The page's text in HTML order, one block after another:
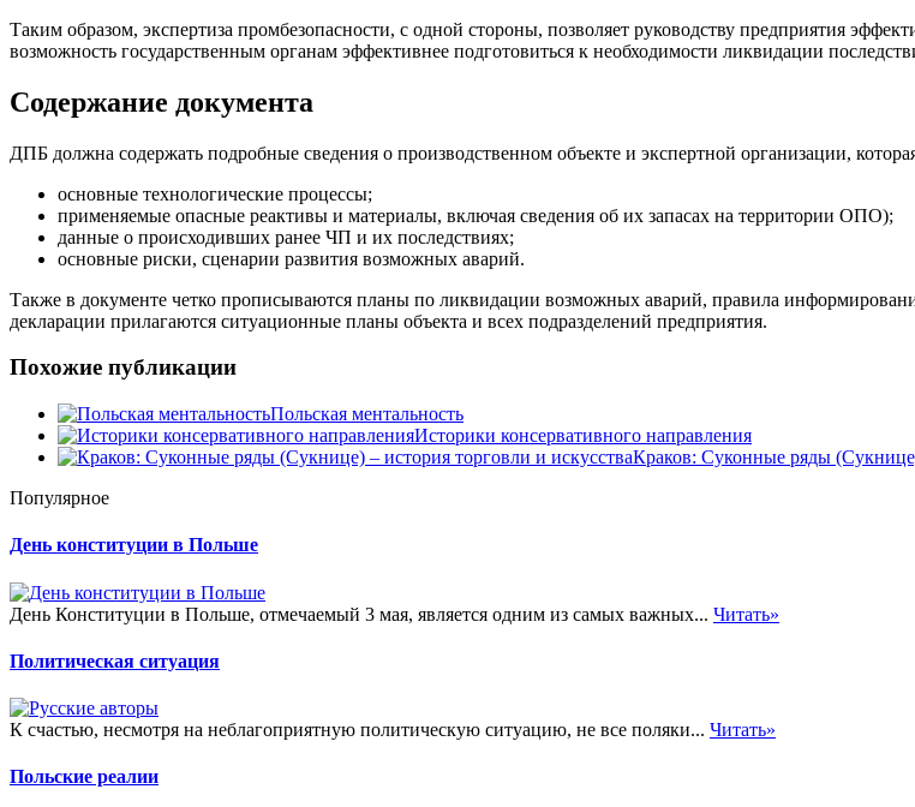
Таким образом, экспертиза промбезопасности, с одной стороны, позволяет руководству предприятия
возможность государственным органам эффективнее подготовиться к необходимости ликвидации
Содержание документа
ДПБ должна содержать подробные сведения о производственном объекте и экспертной организации,
основные технологические процессы;
применяемые опасные реактивы и материалы, включая сведения об их запасах на территории ОПО);
данные о происходивших ранее ЧП и их последствиях;
основные риски, сценарии развития возможных аварий.
Также в документе четко прописываются планы по ликвидации возможных аварий, правила
декларации прилагаются ситуационные планы объекта и всех подразделений предприятия.
Похожие публикации
Польская ментальность
Историки консервативного направления
Краков: Суконные ряды
Популярное
День конституции в Польше
День Конституции в Польше, отмечаемый 3 мая, является одним из самых важных... Читать»
Политическая ситуация
К счастью, несмотря на неблагоприятную политическую ситуацию, не все поляки... Читать»
Польские реалии